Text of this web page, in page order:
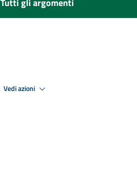
Tutti gli argomenti
Vedi azioni